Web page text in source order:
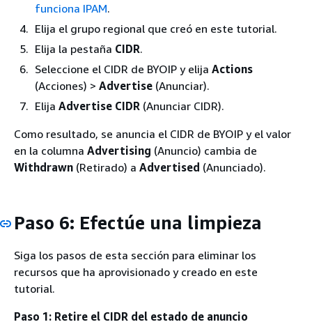
funciona IPAM.
Elija el grupo regional que creó en este tutorial.
Elija la pestaña CIDR.
Seleccione el CIDR de BYOIP y elija Actions
(Acciones) > Advertise (Anunciar).
Elija Advertise CIDR (Anunciar CIDR).
Como resultado, se anuncia el CIDR de BYOIP y el valor
en la columna Advertising (Anuncio) cambia de
Withdrawn (Retirado) a Advertised (Anunciado).
Paso 6: Efectúe una limpieza
Siga los pasos de esta sección para eliminar los
recursos que ha aprovisionado y creado en este
tutorial.
Paso 1: Retire el CIDR del estado de anuncio